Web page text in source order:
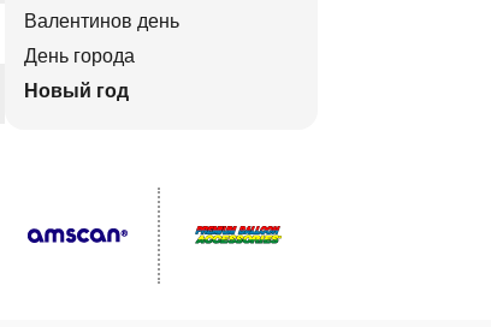
Валентинов день
День города
Новый год